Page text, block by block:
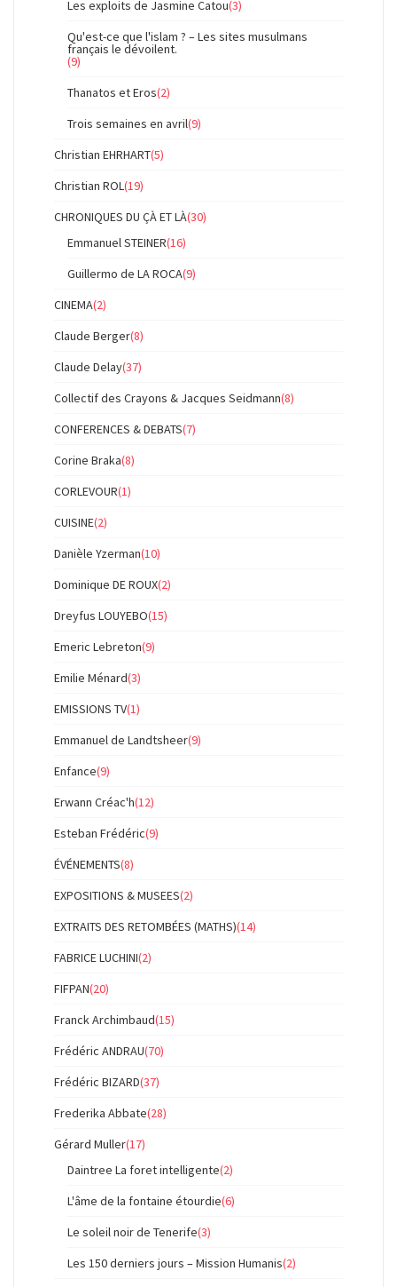
Les exploits de Jasmine Catou(3)
Qu'est-ce que l'islam ? – Les sites musulmans
français le dévoilent.
(9)
Thanatos et Eros(2)
Trois semaines en avril(9)
Christian EHRHART(5)
Christian ROL(19)
CHRONIQUES DU ÇÀ ET LÀ(30)
Emmanuel STEINER(16)
Guillermo de LA ROCA(9)
CINEMA(2)
Claude Berger(8)
Claude Delay(37)
Collectif des Crayons & Jacques Seidmann(8)
CONFERENCES & DEBATS(7)
Corine Braka(8)
CORLEVOUR(1)
CUISINE(2)
Danièle Yzerman(10)
Dominique DE ROUX(2)
Dreyfus LOUYEBO(15)
Emeric Lebreton(9)
Emilie Ménard(3)
EMISSIONS TV(1)
Emmanuel de Landtsheer(9)
Enfance(9)
Erwann Créac'h(12)
Esteban Frédéric(9)
ÉVÉNEMENTS(8)
EXPOSITIONS & MUSEES(2)
EXTRAITS DES RETOMBÉES (MATHS)(14)
FABRICE LUCHINI(2)
FIFPAN(20)
Franck Archimbaud(15)
Frédéric ANDRAU(70)
Frédéric BIZARD(37)
Frederika Abbate(28)
Gérard Muller(17)
Daintree La foret intelligente(2)
L'âme de la fontaine étourdie(6)
Le soleil noir de Tenerife(3)
Les 150 derniers jours – Mission Humanis(2)